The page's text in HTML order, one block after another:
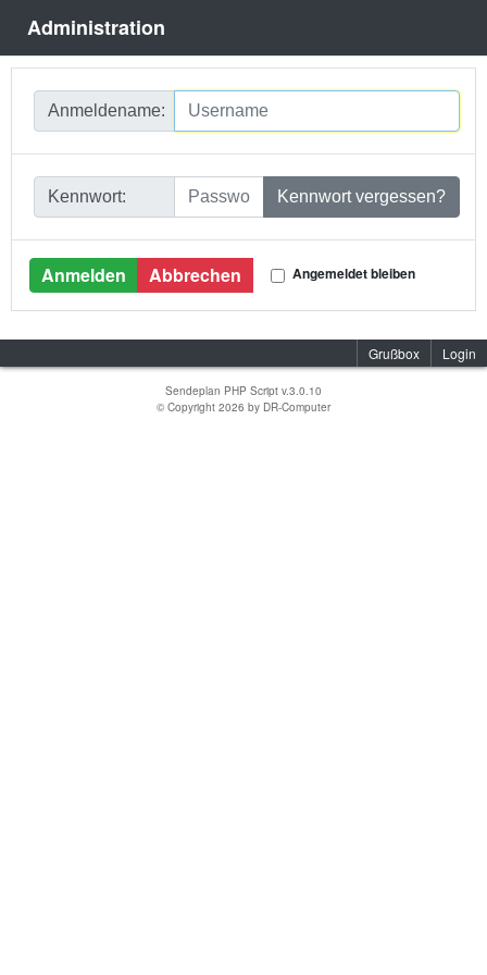
Administration
Anmeldename:
Kennwort: Kennwort vergessen?
Angemeldet bleiben
Grußbox Login
Sendeplan PHP Script v.3.0.10
© Copyright 2026 by DR-Computer